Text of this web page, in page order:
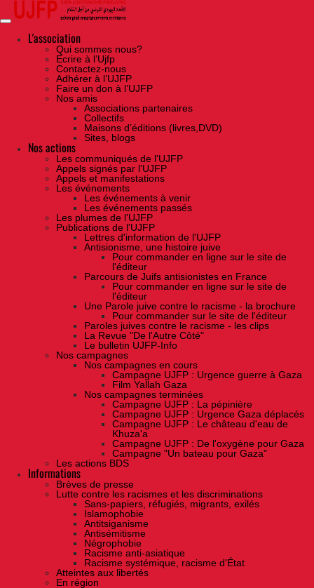
Skip
the
contentL'association
Qui sommes nous?
Ecrire à l’Ujfp
Contactez-nous
Adhérer à l’UJFP
Faire un don à l’UJFP
Nos amis
Associations partenaires
Collectifs
Maisons d’éditions (livres,DVD)
Sites, blogs
Nos actions
Les communiqués de l'UJFP
Appels signés par l'UJFP
Appels et manifestations
Les événements
Les événements à venir
Les événements passés
Les plumes de l'UJFP
Publications de l'UJFP
Lettres d'information de l'UJFP
Antisionisme, une histoire juive
Pour commander en ligne sur le site de
l'éditeur
Parcours de Juifs antisionistes en France
Pour commander en ligne sur le site de
l'éditeur
Une Parole juive contre le racisme - la brochure
Pour commander sur le site de l'éditeur
Paroles juives contre le racisme - les clips
La Revue "De l'Autre Côté"
Le bulletin UJFP-Info
Nos campagnes
Nos campagnes en cours
Campagne UJFP : Urgence guerre à Gaza
Film Yallah Gaza
Nos campagnes terminées
Campagne UJFP : La pépinière
Campagne UJFP : Urgence Gaza déplacés
Campagne UJFP : Le château d'eau de
Khuza'a
Campagne UJFP : De l'oxygène pour Gaza
Campagne "Un bateau pour Gaza"
Les actions BDS
Informations
Brèves de presse
Lutte contre les racismes et les discriminations
Sans-papiers, réfugiés, migrants, exilés
Islamophobie
Antitsiganisme
Antisémitisme
Négrophobie
Racisme anti-asiatique
Racisme systémique, racisme d'État
Atteintes aux libertés
En région